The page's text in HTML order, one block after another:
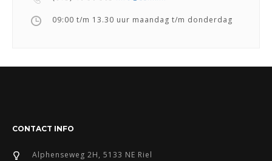
09:00 t/m 13.30 uur maandag t/m donderdag
CONTACT INFO
Alphenseweg 2H, 5133 NE Riel